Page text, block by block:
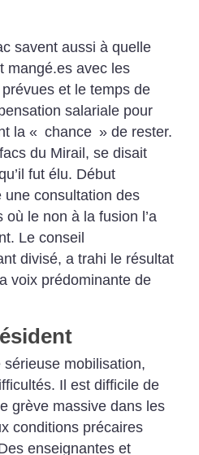
savent aussi à quelle
mangé.es avec les
et le temps de
salariale pour
la « chance » de rester.
du Mirail, se disait
fut élu. Début
consultation des
le non à la fusion l’a
Le conseil
divisé, a trahi le résultat
voix prédominante de
mobilisation,
Il est difficile de
grève massive dans les
conditions précaires
enseignantes et